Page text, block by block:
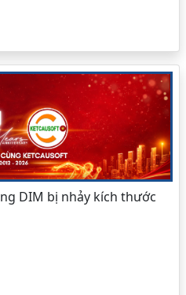
DIM bị nhảy kích thước